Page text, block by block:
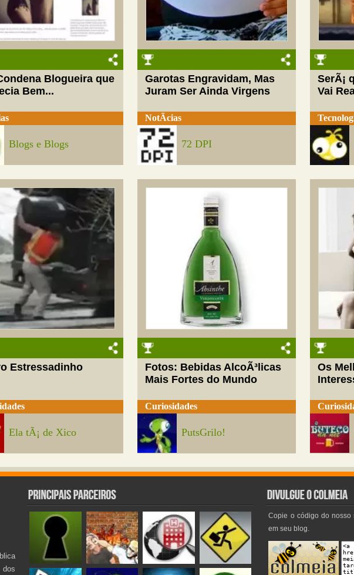
Blogueira que
Bem...
Blogs e Blogs
Garotas Engravidam, Mas
Juram Ser Ainda Virgens
NotÃ­cias
72 DPI
SerÃ¡
Vai
Estressadinho
Ela tÃ¡ de Xico
Fotos: Bebidas AlcoÃ³licas
Mais Fortes do Mundo
Curiosidades
PutsGrilo!
Os
Copie o código do nosso
em seu blog.